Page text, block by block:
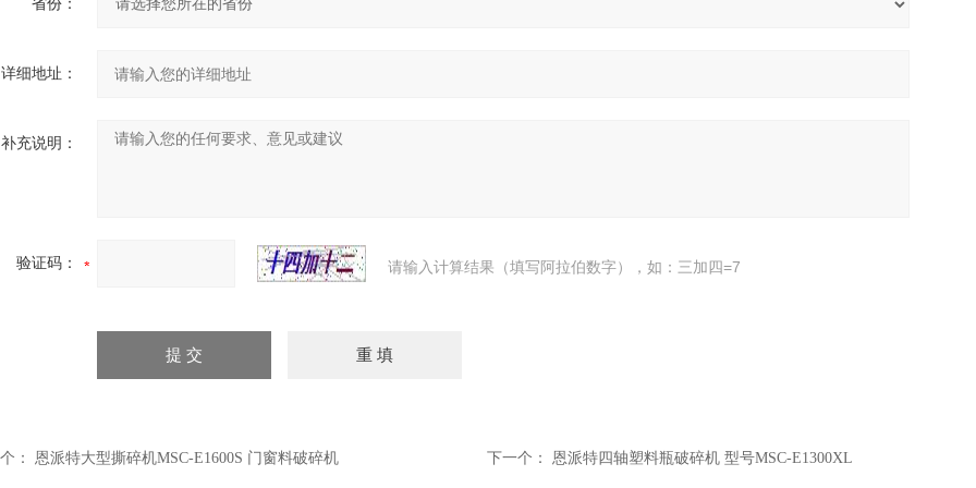
省份：
详细地址：
补充说明：
验证码： 请输入计算结果（填写阿拉伯数字），如：三加四=7
： 恩派特大型撕碎机MSC-E1600S 门窗料破碎机 下一个： 恩派特四轴塑料瓶破碎机 型号MSC-E1300XL